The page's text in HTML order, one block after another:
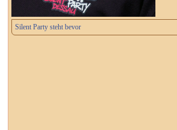
Silent Party steht bevor